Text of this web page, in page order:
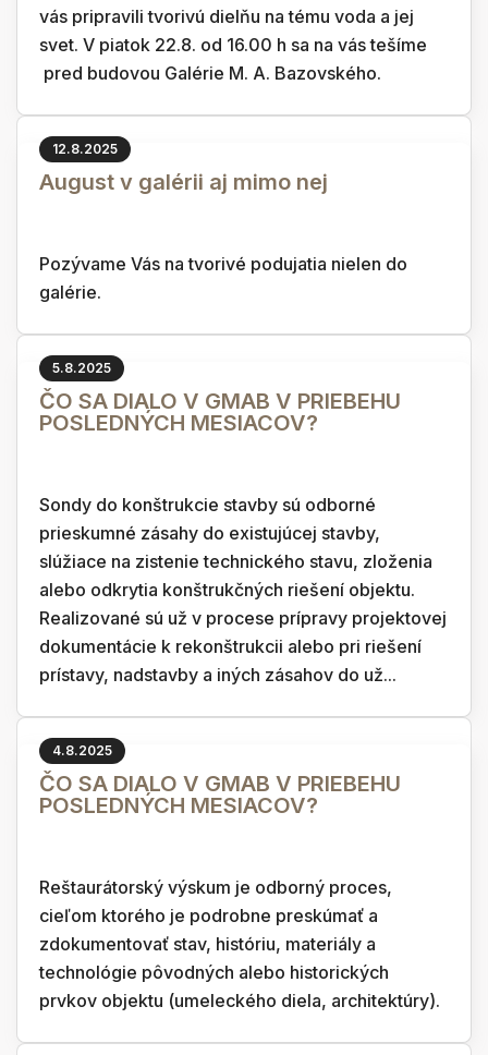
vás pripravili tvorivú dielňu na tému voda a jej
svet. V piatok 22.8. od 16.00 h sa na vás tešíme
pred budovou Galérie M. A. Bazovského.
12.8.2025
August v galérii aj mimo nej
Pozývame Vás na tvorivé podujatia nielen do
galérie.
5.8.2025
ČO SA DIALO V GMAB V PRIEBEHU
POSLEDNÝCH MESIACOV?
Sondy do konštrukcie stavby sú odborné
prieskumné zásahy do existujúcej stavby,
slúžiace na zistenie technického stavu, zloženia
alebo odkrytia konštrukčných riešení objektu.
Realizované sú už v procese prípravy projektovej
dokumentácie k rekonštrukcii alebo pri riešení
prístavy, nadstavby a iných zásahov do už...
4.8.2025
ČO SA DIALO V GMAB V PRIEBEHU
POSLEDNÝCH MESIACOV?
Reštaurátorský výskum je odborný proces,
cieľom ktorého je podrobne preskúmať a
zdokumentovať stav, históriu, materiály a
technológie pôvodných alebo historických
prvkov objektu (umeleckého diela, architektúry).